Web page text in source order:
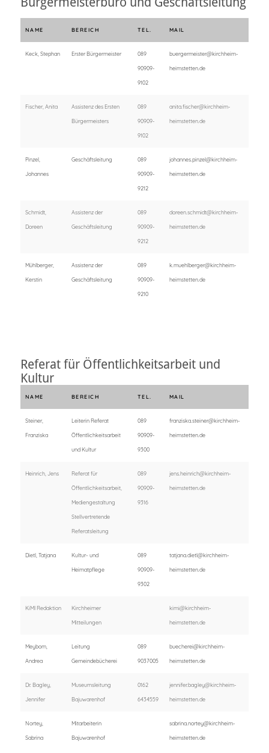
NAME BEREICH TEL. MAIL
Keck, Stephan Erster Bürgermeister 089
90909-
9102
buergermeister@kirchheim-
heimstetten.de
Fischer, Anita Assistenz des Ersten
Bürgermeisters
089
90909-
9102
anita.fischer@kirchheim-
heimstetten.de
Pinzel,
Johannes
Geschäftsleitung 089
90909-
9212
johannes.pinzel@kirchheim-
heimstetten.de
Schmidt,
Doreen
Assistenz der
Geschäftsleitung
089
90909-
9212
doreen.schmidt@kirchheim-
heimstetten.de
Mühlberger,
Kerstin
Assistenz der
Geschäftsleitung
089
90909-
9210
k.muehlberger@kirchheim-
heimstetten.de
Referat für Öffentlichkeitsarbeit und
Kultur
NAME BEREICH TEL. MAIL
Steiner,
Franziska
Leiterin Referat
Öffentlichkeitsarbeit
und Kultur
089
90909-
9300
franziska.steiner@kirchheim-
heimstetten.de
Heinrich, Jens Referat für
Öffentlichkeitsarbeit,
Mediengestaltung
Stellvertretende
Referatsleitung
089
90909-
9316
jens.heinrich@kirchheim-
heimstetten.de
Dietl, Tatjana Kultur- und
Heimatpflege
089
90909-
9302
tatjana.dietl@kirchheim-
heimstetten.de
KiMI Redaktion Kirchheimer
Mitteilungen
kimi@kirchheim-
heimstetten.de
Meybom,
Andrea
Leitung
Gemeindebücherei
089
9037005
buecherei@kirchheim-
heimstetten.de
Dr. Bagley,
Jennifer
Museumsleitung
Bajuwarenhof
0162
6434559
jennifer.bagley@kirchheim-
heimstetten.de
Nortey,
Sabrina
Mitarbeiterin
Bajuwarenhof
sabrina.nortey@kirchheim-
heimstetten.de